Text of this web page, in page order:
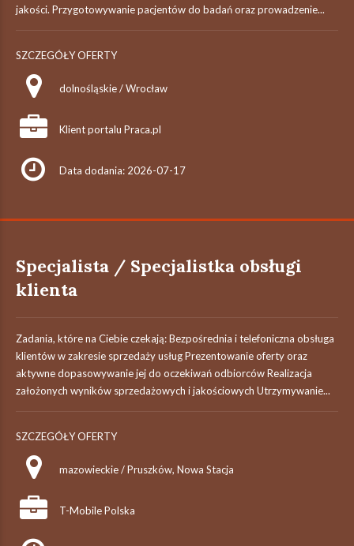
jakości. Przygotowywanie pacjentów do badań oraz prowadzenie...
SZCZEGÓŁY OFERTY
dolnośląskie / Wrocław
Klient portalu Praca.pl
Data dodania: 2026-07-17
Specjalista / Specjalistka obsługi
klienta
Zadania, które na Ciebie czekają: Bezpośrednia i telefoniczna obsługa
klientów w zakresie sprzedaży usług Prezentowanie oferty oraz
aktywne dopasowywanie jej do oczekiwań odbiorców Realizacja
założonych wyników sprzedażowych i jakościowych Utrzymywanie...
SZCZEGÓŁY OFERTY
mazowieckie / Pruszków, Nowa Stacja
T-Mobile Polska